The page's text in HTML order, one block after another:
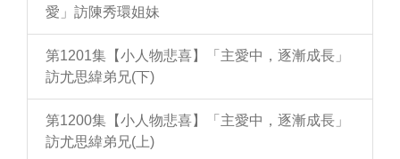
愛」訪陳秀環姐妹
第1201集【小人物悲喜】「主愛中，逐漸成長」
訪尤思緯弟兄(下)
第1200集【小人物悲喜】「主愛中，逐漸成長」
訪尤思緯弟兄(上)